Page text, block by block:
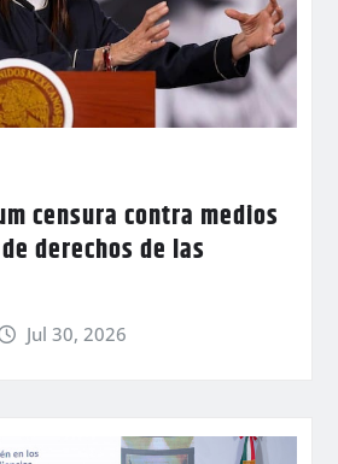
censura contra medios
derechos de las
Jul 30, 2026